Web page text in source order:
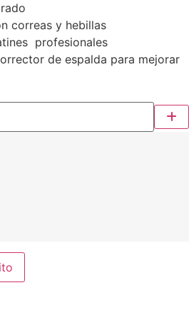
correas y hebillas
profesionales
de espalda para mejorar